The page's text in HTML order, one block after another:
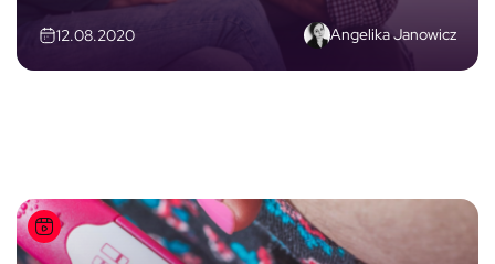
12.08.2020 Angelika Janowicz